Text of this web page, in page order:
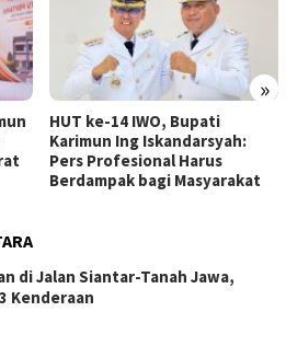
»
HUT ke-14 IWO, Bupati
Karimun Ing Iskandarsyah:
Pers Profesional Harus
Berdampak bagi Masyarakat
di Jalan Siantar-Tanah Jawa,
Kenderaan